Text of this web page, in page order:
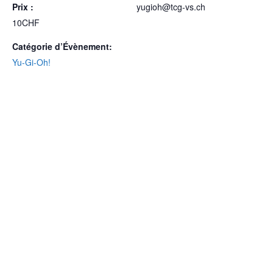
Prix :
10CHF
Catégorie d’Évènement:
Yu-Gi-Oh!
yugioh@tcg-vs.ch